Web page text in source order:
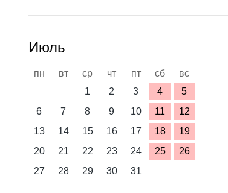
Июль
пн вт ср чт пт сб
вс
1
2 3 4
5
6
7 8 9 10 11
12
13
14 15 16 17 18
19
20
21 22 23 24 25
26
27
28 29 30 31